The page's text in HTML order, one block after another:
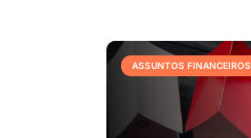
ASSUNTOS FINANCEIROS